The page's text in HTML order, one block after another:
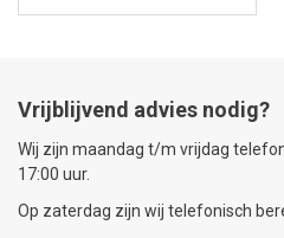
Vrijblijvend advies nodig?
Wij zijn maandag t/m vrijdag
17:00 uur.
Op zaterdag zijn wij telefonisch